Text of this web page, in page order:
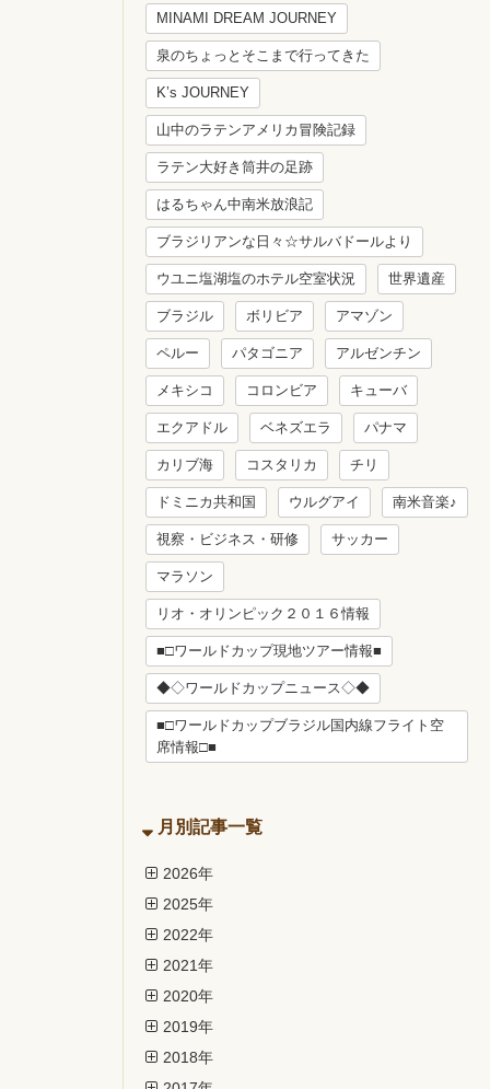
MINAMI DREAM JOURNEY
泉のちょっとそこまで行ってきた
K’s JOURNEY
山中のラテンアメリカ冒険記録
ラテン大好き筒井の足跡
はるちゃん中南米放浪記
ブラジリアンな日々☆サルバドールより
ウユニ塩湖塩のホテル空室状況 世界遺産
ブラジル ボリビア アマゾン
ペルー パタゴニア アルゼンチン
メキシコ コロンビア キューバ
エクアドル ベネズエラ パナマ
カリブ海 コスタリカ チリ
ドミニカ共和国 ウルグアイ 南米音楽♪
視察・ビジネス・研修 サッカー
マラソン
リオ・オリンピック２０１６情報
■□ワールドカップ現地ツアー情報■
◆◇ワールドカップニュース◇◆
■□ワールドカップブラジル国内線フライト空
席情報□■
月別記事一覧
2026年
2025年
2022年
2021年
2020年
2019年
2018年